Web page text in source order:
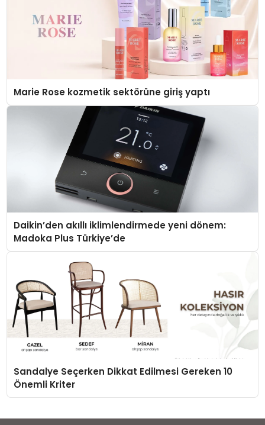
Marie Rose kozmetik sektörüne giriş yaptı
Daikin’den akıllı iklimlendirmede yeni dönem:
Madoka Plus Türkiye’de
Sandalye Seçerken Dikkat Edilmesi Gereken 10
Önemli Kriter